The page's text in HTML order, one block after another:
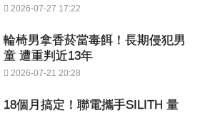
2026-07-27 17:22
輪椅男拿香菸當毒餌！長期侵犯男
童 遭重判近13年
2026-07-21 20:28
18個月搞定！聯電攜手SILITH 量